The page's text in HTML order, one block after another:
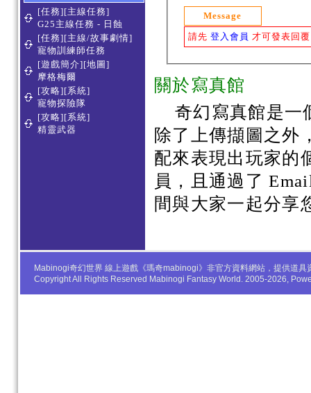
[任務][主線任務]
G25主線任務 - 日蝕
[任務][主線/故事劇情]
寵物訓練師任務
[遊戲簡介][地圖]
摩格梅爾
[攻略][系統]
寵物探險隊
[攻略][系統]
精靈武器
Message
請先 登入會員 才可發表回
關於寫真館
奇幻寫真館是一
除了上傳擷圖之外
配來表現出玩家的
員，且通過了
間與大家一起分享
Mabinogi奇幻世界 線上遊戲《瑪奇mabinogi》非官方資料網站，提供道
Copyright All Rights Reserved Mabinogi Fantasy World. 2005-2026,